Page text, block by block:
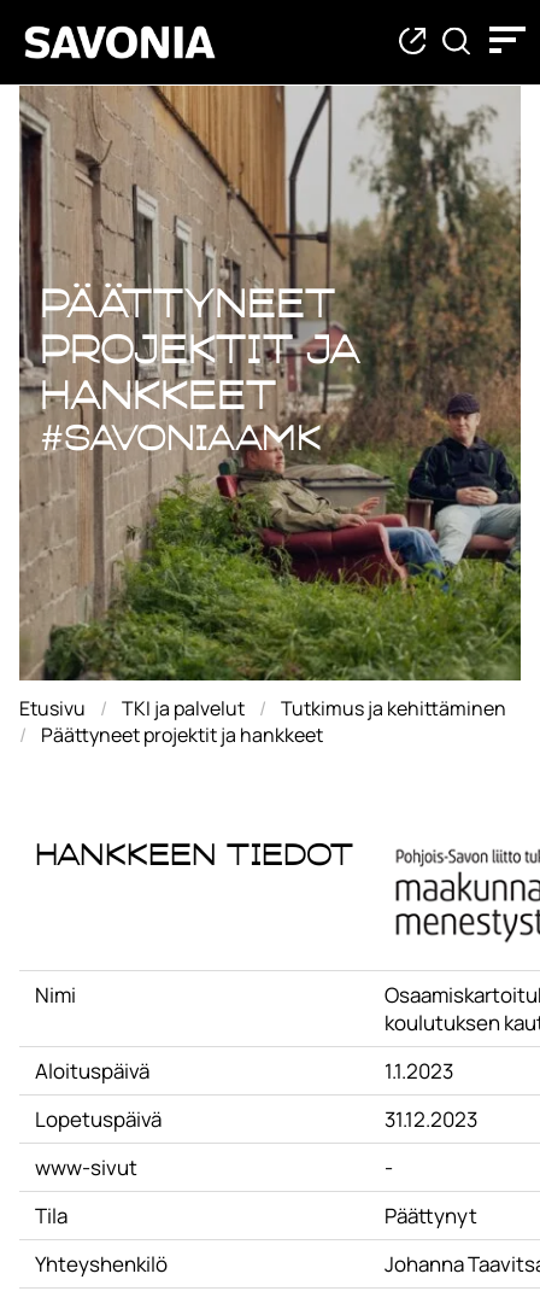
Päättyneet
Päättyneet
projektit ja
hankkeet
#savoniaAMK
Etusivu TKI ja palvelut
Tutkimus ja kehittäminen
Päättyneet projektit ja hankkeet
Hankkeen tiedot
Nimi
koulutuksen
Aloituspäivä
1.1.2023
Lopetuspäivä
31.12.2023
www-sivut
-
Tila
Päättynyt
Yhteyshenkilö
Johanna